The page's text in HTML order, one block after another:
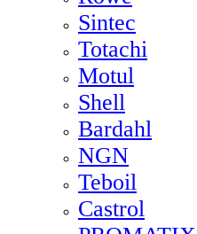
Sintec
Totachi
Motul
Shell
Bardahl
NGN
Teboil
Castrol